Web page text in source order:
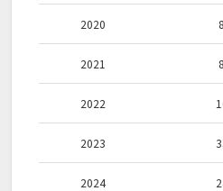
2020
2021
2022
2023
2024